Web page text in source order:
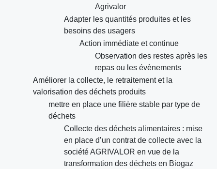
Agrivalor
Adapter les quantités produites et les
besoins des usagers
Action immédiate et continue
Observation des restes après les
repas ou les évènements
Améliorer la collecte, le retraitement et la
valorisation des déchets produits
mettre en place une filière stable par type de
déchets
Collecte des déchets alimentaires : mise
en place d’un contrat de collecte avec la
société AGRIVALOR en vue de la
transformation des déchets en Biogaz